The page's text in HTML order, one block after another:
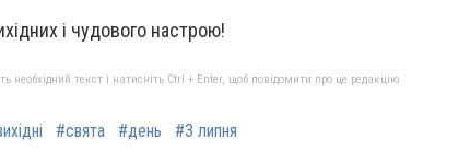
і чудового настрою!
необхідний текст і натисніть Ctrl + Enter, щоб повідомити про це редакцію
#свята #день #3 липня